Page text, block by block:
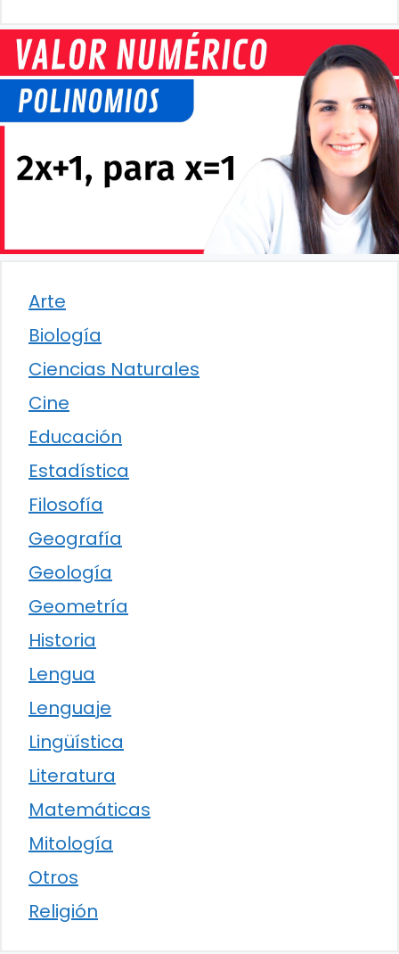
Arte
Biología
Ciencias Naturales
Cine
Educación
Estadística
Filosofía
Geografía
Geología
Geometría
Historia
Lengua
Lenguaje
Lingüística
Literatura
Matemáticas
Mitología
Otros
Religión